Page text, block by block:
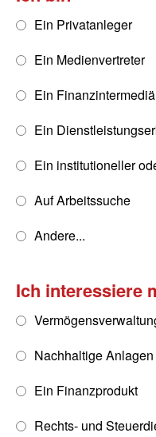
Ein Privatanleger
Ein Medienvertreter
Ein
Ein
Ein institutioneller
Auf Arbeitssuche
Andere...
Ich interessiere
Nachhaltige Anlagen
Ein Finanzprodukt
Rechts- und